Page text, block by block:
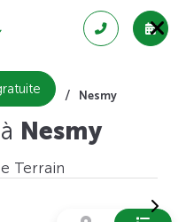
Vendée Nesmy
Nesmy
Terrain